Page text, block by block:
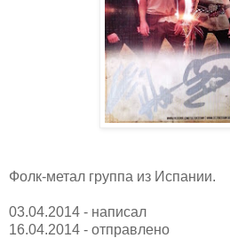
Фолк-метал группа из Испании.
03.04.2014 - написал
16.04.2014 - отправлено